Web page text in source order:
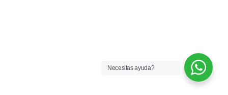
Necesitas ayuda?